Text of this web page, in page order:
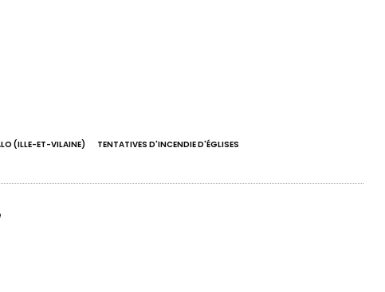
(ILLE-ET-VILAINE) TENTATIVES D'INCENDIE D'ÉGLISES